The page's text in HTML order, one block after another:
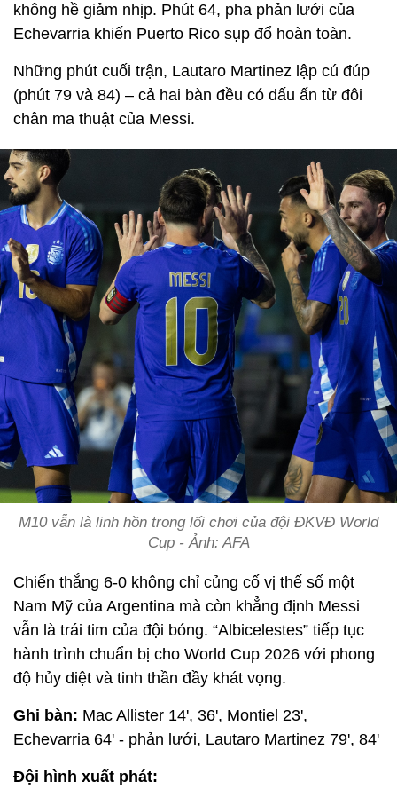
không hề giảm nhịp. Phút 64, pha phản lưới của
Echevarria khiến Puerto Rico sụp đổ hoàn toàn.
Những phút cuối trận, Lautaro Martinez lập cú đúp
(phút 79 và 84) – cả hai bàn đều có dấu ấn từ đôi
chân ma thuật của Messi.
M10 vẫn là linh hồn trong lối chơi của đội ĐKVĐ World
Cup - Ảnh: AFA
Chiến thắng 6-0 không chỉ củng cố vị thế số một
Nam Mỹ của Argentina mà còn khẳng định Messi
vẫn là trái tim của đội bóng. “Albicelestes” tiếp tục
hành trình chuẩn bị cho World Cup 2026 với phong
độ hủy diệt và tinh thần đầy khát vọng.
Ghi bàn: Mac Allister 14', 36', Montiel 23',
Echevarria 64' - phản lưới, Lautaro Martinez 79', 84'
Đội hình xuất phát: